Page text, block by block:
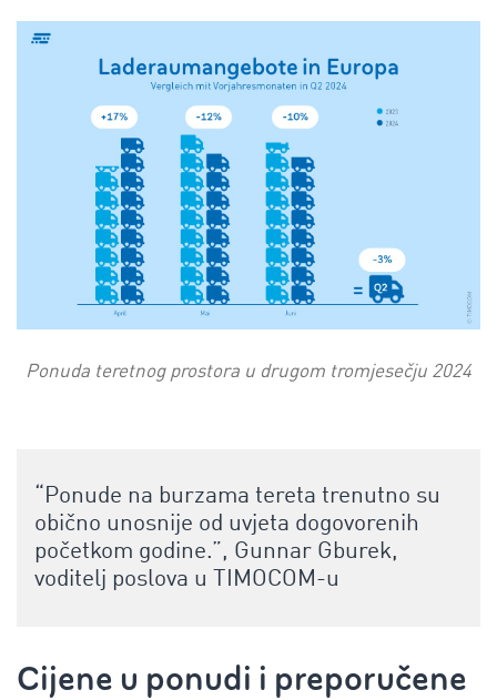
Ponuda teretnog prostora u drugom tromjesečju 2024
“Ponude na burzama tereta trenutno su
obično unosnije od uvjeta dogovorenih
početkom godine.”, Gunnar Gburek,
voditelj poslova u TIMOCOM-u
Cijene u ponudi i preporučene